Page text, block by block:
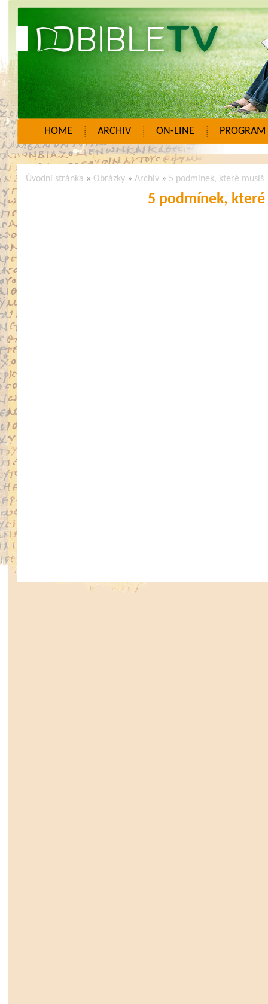
HOME ARCHIV ON-LINE PROGRAM
Úvodní stránka » Obrázky »Archiv » 5 podmínek, které musíš
5 podmínek, které